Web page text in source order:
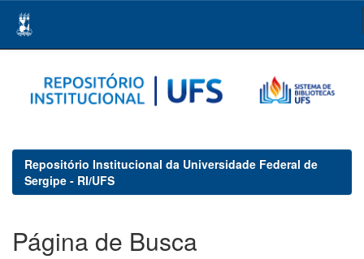
navigation
Repositório Institucional da Universidade Federal de
Sergipe - RI/UFS
Página de Busca